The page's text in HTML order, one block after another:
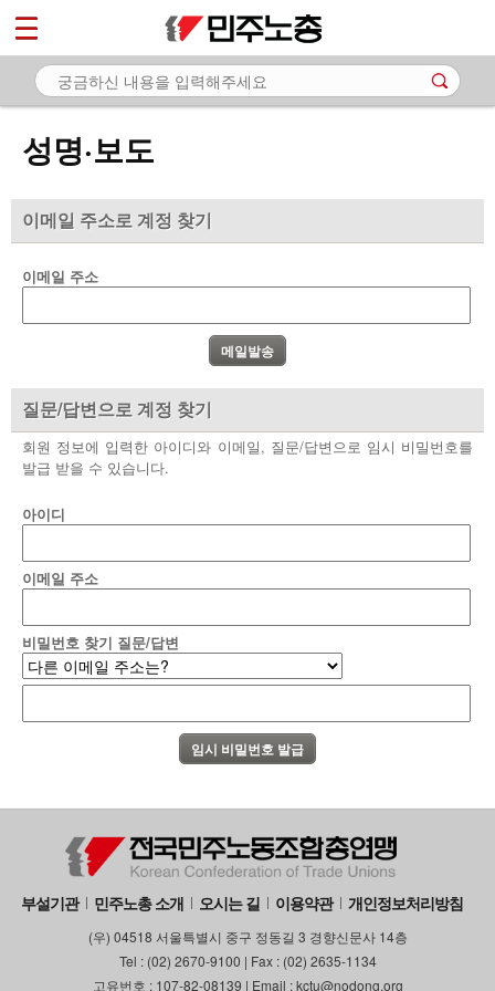
성명·보도
이메일 주소로 계정 찾기
이메일 주소
질문/답변으로 계정 찾기
회원 정보에 입력한 아이디와 이메일, 질문/답변으로 임시 비밀번호를
발급 받을 수 있습니다.
아이디
이메일 주소
비밀번호 찾기 질문/답변
부설기관 민주노총 소개 오시는 길 이용약관 개인정보처리방침
(우) 04518 서울특별시 중구 정동길 3 경향신문사 14층
Tel : (02) 2670-9100 | Fax : (02) 2635-1134
고유번호 : 107-82-08139 | Email : kctu@nodong.org
마이페이지
소개
- 공지사항
- 성명·보도
부설기관
업무